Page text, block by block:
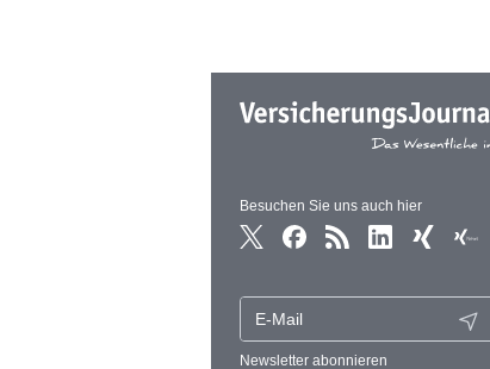
Besuchen Sie uns auch hier
Newsletter abonnieren